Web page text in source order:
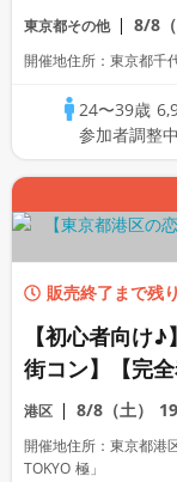
【累計110
タス
東京都その他 8/8（
開催地住所：東京都千
24〜39歳
参加者調整中
販売終了まで残
【初心者向け
街コン】【完
手掛ける上質
題】【朝採れ
汐留内開催】
港区 8/8（土）
開催地住所：東京都港
TOKYO 極」